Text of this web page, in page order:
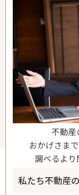
不動産
おかげさま
調べるより
私たち不動産